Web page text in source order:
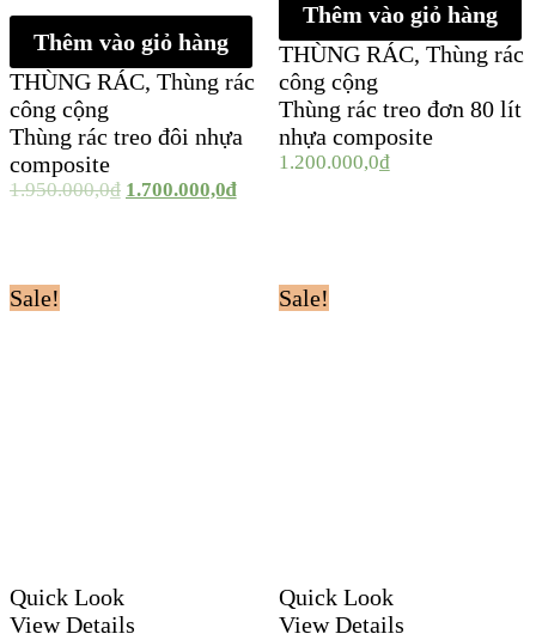
Thêm vào giỏ hàng
THÙNG RÁC, Thùng rác
công cộng
Thùng rác treo đôi nhựa
composite
1.950.000,0₫ 1.700.000,0₫
Thêm vào giỏ hàng
THÙNG RÁC, Thùng rác
công cộng
Thùng rác treo đơn 80 lít
nhựa composite
1.200.000,0₫
Sale!
Quick Look
View Details
Sale!
Quick Look
View Details